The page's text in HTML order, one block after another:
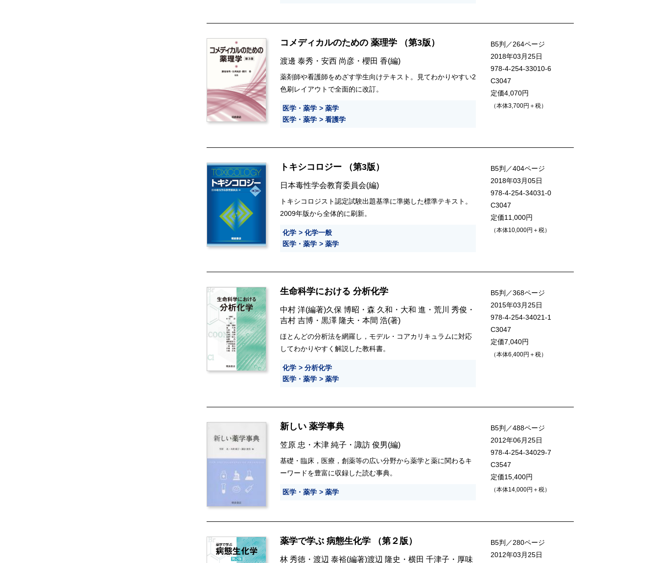
コメディカルのための 薬理学 （第3版）
渡邊 泰秀 ・ 安西 尚彦 ・ 櫻田 香(編)
薬剤師や看護師をめざす学生向けテキスト。見てわかりやすい2
色刷レイアウトで全面的に改訂。
医学・薬学
薬学
医学・薬学
看護学
B5判／264ページ
2018年03月25日
978-4-254-33010-6
C3047
定価4,070円
（本体3,700円＋税）
トキシコロジー （第3版）
日本毒性学会教育委員会(編)
トキシコロジスト認定試験出題基準に準拠した標準テキスト。
2009年版から全体的に刷新。
化学
化学一般
医学・薬学
薬学
B5判／404ページ
2018年03月05日
978-4-254-34031-0
C3047
定価11,000円
（本体10,000円＋税）
生命科学における 分析化学
中村 洋(編著)久保 博昭 ・ 森 久和 ・ 大和 進 ・ 荒川 秀俊 ・
吉村 吉博 ・ 黒澤 隆夫 ・ 本間 浩(著)
ほとんどの分析法を網羅し，モデル・コアカリキュラムに対応
してわかりやすく解説した教科書。
化学
分析化学
医学・薬学
薬学
B5判／368ページ
2015年03月25日
978-4-254-34021-1
C3047
定価7,040円
（本体6,400円＋税）
新しい 薬学事典
笠原 忠 ・ 木津 純子 ・ 諏訪 俊男(編)
基礎・臨床，医療，創薬等の広い分野から薬学と薬に関わるキ
ーワードを豊富に収録した読む事典。
医学・薬学 薬学
B5判／488ページ
2012年06月25日
978-4-254-34029-7
C3547
定価15,400円
（本体14,000円＋税）
薬学で学ぶ 病態生化学 （第２版）
林 秀徳 ・ 渡辺 泰裕(編著)渡辺 隆史 ・ 横田 千津子 ・ 厚味
B5判／280ページ
2012年03月25日